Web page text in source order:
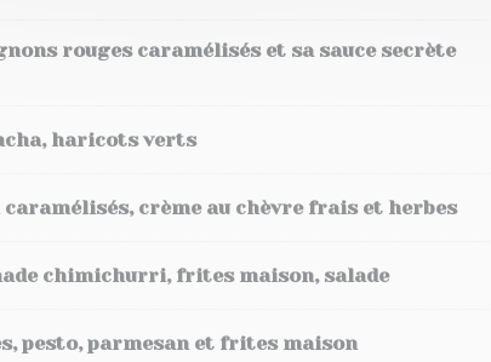
rouges caramélisés et sa sauce secrète
haricots verts
crème au chèvre frais et herbes
chimichurri, frites maison, salade
pesto, parmesan et frites maison